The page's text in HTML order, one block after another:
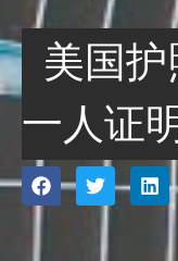
美国护
一人证